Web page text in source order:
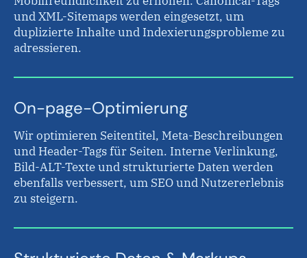
und XML-Sitemaps werden eingesetzt, um
duplizierte Inhalte und Indexierungsprobleme zu
adressieren.
On-page-Optimierung
Wir optimieren Seitentitel, Meta-Beschreibungen
und Header-Tags für Seiten. Interne Verlinkung,
Bild-ALT-Texte und strukturierte Daten werden
ebenfalls verbessert, um SEO und Nutzererlebnis
zu steigern.